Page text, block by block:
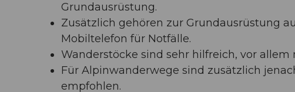
Grundausrüstung.
Zusätzlich gehören zur Grundausrüstung
Mobiltelefon für Notfälle.
Wanderstöcke sind sehr hilfreich, vor allem
Für Alpinwanderwege sind zusätzlich
empfohlen.